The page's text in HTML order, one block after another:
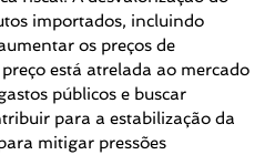
importados, incluindo
os preços de
está atrelada ao mercado
públicos e buscar
para a estabilização da
mitigar pressões